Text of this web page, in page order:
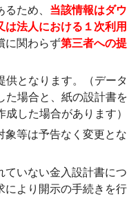
ため、 当該情報はダウ
は法人における１次利用
に関わらず第三者への提
供となります。（データ
た場合と、紙の設計書を
した場合があります）
象等は予告なく変更とな
ていない金入設計書につ
により開示の手続きを行